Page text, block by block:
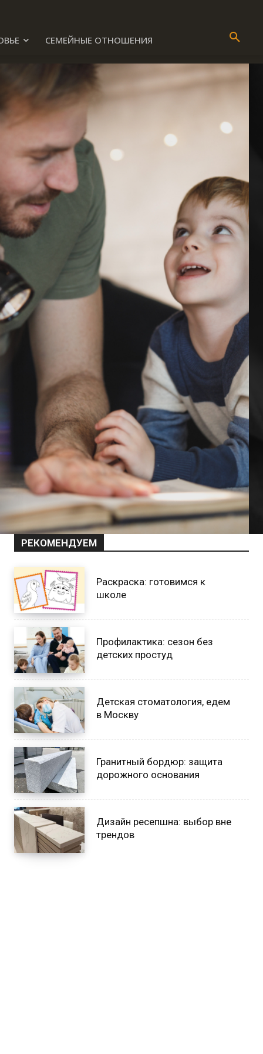
СЕМЕЙНЫЕ ОТНОШЕНИЯ
РЕКОМЕНДУЕМ
Раскраска: готовимся к
школе
Профилактика: сезон без
детских простуд
Детская стоматология, едем
в Москву
Гранитный бордюр: защита
дорожного основания
Дизайн ресепшна: выбор вне
трендов